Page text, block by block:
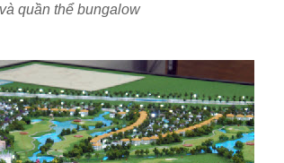
quần thể bungalow